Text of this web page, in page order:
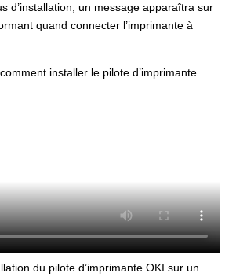
d’installation, un message apparaîtra sur
quand connecter l’imprimante à
installer le pilote d’imprimante.
du pilote d’imprimante OKI sur un